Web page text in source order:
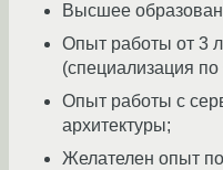
Высшее
Опыт работы от 3
(специализация
Опыт работы с
архитектуры;
Желателен опыт